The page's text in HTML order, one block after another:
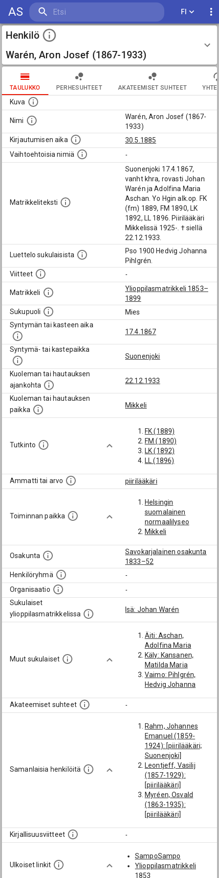
AS FI
Henkilö
Warén, Aron Josef (1867-1933)
TAULUKKO PERHESUHTEET AKATEEMISET SUHTEET
Kuva
Nimi
Warén, Aron Josef (1867-
1933)
Kirjautumisen aika
30.5.1885
Vaihtoehtoisia nimiä
-
Matrikkeliteksti
Suonenjoki 17.4.1867,
vanht khra, rovasti Johan
Warén ja Adolfina Maria
Aschan. Yo Hgin alk.op. FK
(fm) 1889, FM 1890, LK
1892, LL 1896. Piirilääkäri
Mikkelissä 1925-. † siellä
22.12.1933.
Luettelo sukulaisista
Pso 1900 Hedvig Johanna
Pihlgrén.
Viitteet
-
Matrikkeli
Ylioppilasmatrikkeli 1853–
1899
Sukupuoli
Mies
Syntymän tai kasteen aika
17.4.1867
Syntymä- tai kastepaikka
Suonenjoki
Kuoleman tai hautauksen
ajankohta
22.12.1933
Kuoleman tai hautauksen
paikka
Mikkeli
Tutkinto
FK (1889)
FM (1890)
LK (1892)
LL (1896)
Ammatti tai arvo piirilääkäri
Toiminnan paikka
Helsingin
suomalainen
normaalilyseo
Mikkeli
Osakunta
Savokarjalainen osakunta
1833–52
Henkilöryhmä
-
Organisaatio
-
Sukulaiset
ylioppilasmatrikkelissa
Isä: Johan Warén
Muut sukulaiset
Äiti: Aschan,
Adolfina Maria
Käly: Kansanen,
Matilda Maria
Vaimo: Pihlgrén,
Hedvig Johanna
Akateemiset suhteet -
Samanlaisia henkilöitä
Rahm, Johannes
Emanuel (1859-
1924): [piirilääkäri;
Suonenjoki]
Leontjeff, Vasilij
(1857-1929):
[piirilääkäri]
Myréen, Osvald
(1863-1935):
[piirilääkäri]
1926): [piirilääkäri;
Yo Hgin alk.op.]
Tollet, Gustaf Adolf
(1862-1946):
Kirjallisuusviitteet -
Ulkoiset linkit
SampoSampo
Ylioppilasmatrikkeli
1853